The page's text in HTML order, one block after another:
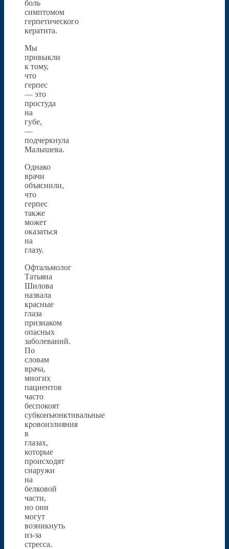
боль
симптомом
герпетического
кератита.
Мы
привыкли
к тому,
что
герпес
— это
простуда
на
губе,
—
подчеркнула
Малышева.
Однако
врачи
объяснили,
что
герпес
также
может
оказаться
на
глазу.
Офтальмолог
Татьяна
Шилова
назвала
красные
глаза
признаком
опасных
заболеваний.
По
словам
врача,
многих
пациентов
часто
беспокоят
субконъюнктивальные
кровоизлияния
в
глазах,
которые
происходят
снаружи
на
белковой
части,
но они
могут
возникнуть
из-за
стресса.